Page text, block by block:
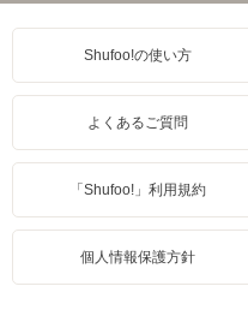
Shufoo!の使い方
よくあるご質問
「Shufoo!」利用規約
個人情報保護方針